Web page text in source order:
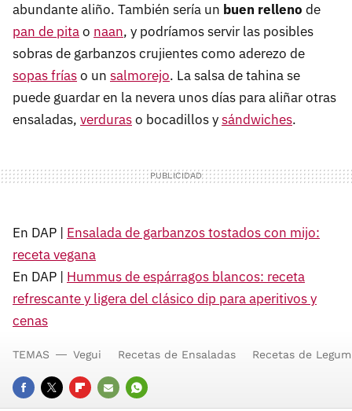
abundante aliño. También sería un buen relleno de
pan de pitao naan, y podríamos servir las posibles
sobras de garbanzos crujientes como aderezo de
sopas fríaso un salmorejo. La salsa de tahina se
puede guardar en la nevera unos días para aliñar otras
ensaladas, verduraso bocadillos ysándwiches.
En DAP | Ensalada de garbanzos tostados con mijo:
receta vegana
En DAP | Hummus de espárragos blancos: receta
refrescante y ligera del clásico dip para aperitivos y
cenas
TEMAS Vegui Recetas de Ensaladas Recetas de